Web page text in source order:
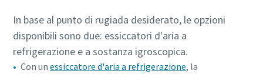
In base al punto di rugiada desiderato, le opzioni
disponibili sono due: essiccatori d'aria a
refrigerazione e a sostanza igroscopica.
Con unessiccatore d'aria a refrigerazione, la